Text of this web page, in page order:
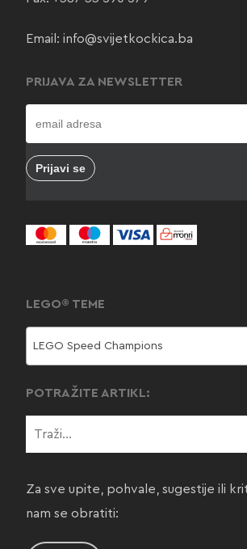
Email: info@svijetkockica.ba
PRIJAVA ZA NEWSLETTER
LEGO® TEME
LEGO Speed Champions
POTRAŽITE ARTIKL:
Za sve upite, pohvale, sugestije ili
nam se obratiti: